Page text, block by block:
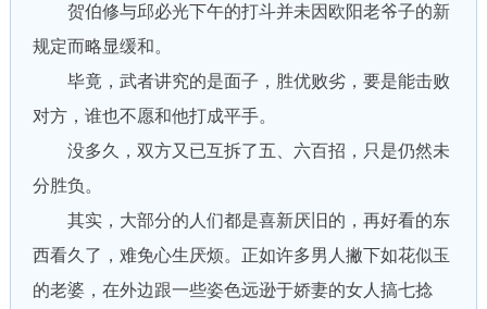
贺伯修与邱必光下午的打斗并未因欧阳老爷子的新
规定而略显缓和。
毕竟，武者讲究的是面子，胜优败劣，要是能击败
对方，谁也不愿和他打成平手。
没多久，双方又已互拆了五、六百招，只是仍然未
分胜负。
其实，大部分的人们都是喜新厌旧的，再好看的东
西看久了，难免心生厌烦。正如许多男人撇下如花似玉
的老婆，在外边跟一些姿色远逊于娇妻的女人搞七捻